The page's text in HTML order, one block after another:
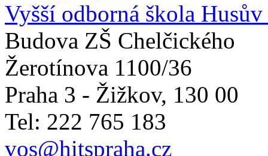
Vyšší odborná škola
Budova ZŠ Chelčického
Žerotínova 1100/36
Praha 3 - Žižkov, 130 00
Tel: 222 765 183
vos@hitspraha.cz